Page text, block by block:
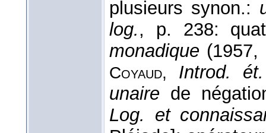
plusieurs synon.:
log., p. 238:
monadique (1957,
Coyaud, Introd.
unaire de
Log. et